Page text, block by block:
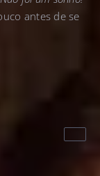
antes de se